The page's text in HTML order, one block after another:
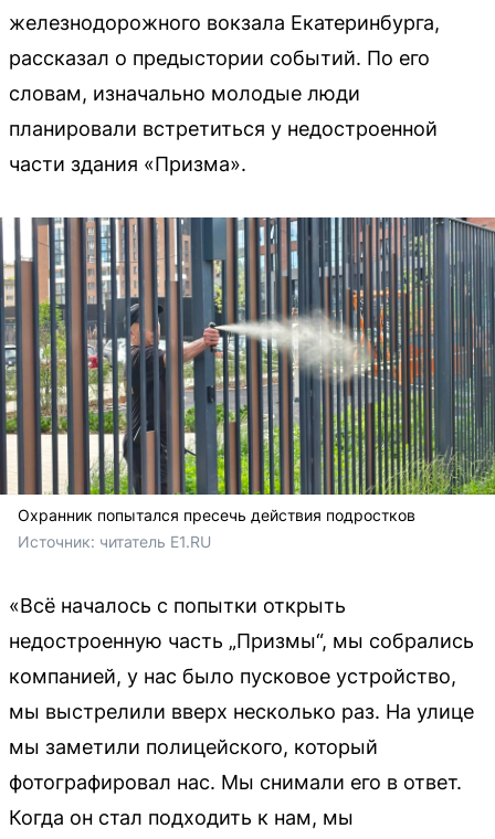
железнодорожного вокзала Екатеринбурга,
рассказал о предыстории событий. По его
словам, изначально молодые люди
планировали встретиться у недостроенной
части здания «Призма».
Охранник попытался пресечь действия подростков
Источник: читатель Е1.RU
«Всё началось с попытки открыть
недостроенную часть „Призмы“, мы собрались
компанией, у нас было пусковое устройство,
мы выстрелили вверх несколько раз. На улице
мы заметили полицейского, который
фотографировал нас. Мы снимали его в ответ.
Когда он стал подходить к нам, мы